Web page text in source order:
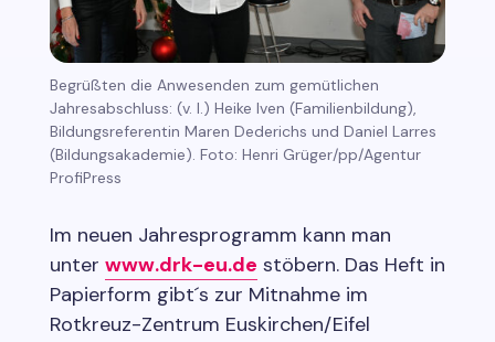
Begrüßten die Anwesenden zum gemütlichen
Jahresabschluss: (v. l.) Heike Iven (Familienbildung),
Bildungsreferentin Maren Dederichs und Daniel Larres
(Bildungsakademie). Foto: Henri Grüger/pp/Agentur
ProfiPress
Im neuen Jahresprogramm kann man
unter www.drk-eu.de stöbern. Das Heft in
Papierform gibt´s zur Mitnahme im
Rotkreuz-Zentrum Euskirchen/Eifel